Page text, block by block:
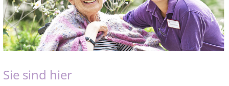
Sie sind hier